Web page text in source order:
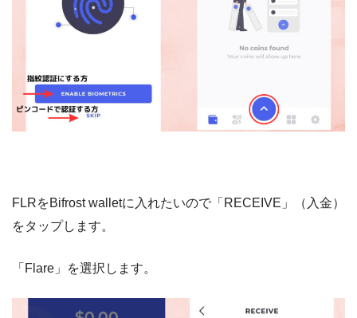
FLRをBifrost walletに入れたいので「RECEIVE」（入金）
をタップします。
「Flare」を選択します。